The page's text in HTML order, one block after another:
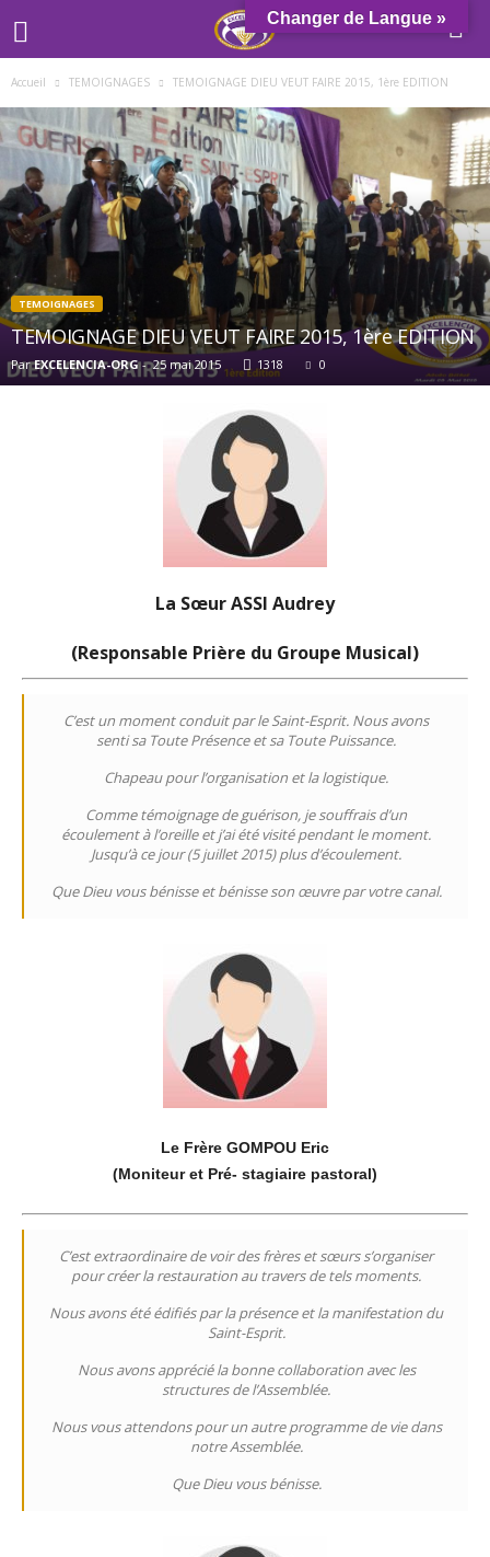
Accueil TEMOIGNAGES TEMOIGNAGE DIEU VEUT FAIRE 2015, 1ère EDITION
TEMOIGNAGES
TEMOIGNAGE DIEU VEUT FAIRE 2015, 1ère EDITION
Par EXCELENCIA-ORG- 25 mai 2015 1318 0
La Sœur ASSI Audrey
(Responsable Prière du Groupe Musical)
C’est un moment conduit par le Saint-Esprit. Nous avons
senti sa Toute Présence et sa Toute Puissance.
Chapeau pour l’organisation et la logistique.
Comme témoignage de guérison, je souffrais d’un
écoulement à l’oreille et j’ai été visité pendant le moment.
Jusqu’à ce jour (5 juillet 2015) plus d’écoulement.
Que Dieu vous bénisse et bénisse son œuvre par votre canal.
Le Frère GOMPOU Eric
(Moniteur et Pré- stagiaire pastoral)
C’est extraordinaire de voir des frères et sœurs s’organiser
pour créer la restauration au travers de tels moments.
Nous avons été édifiés par la présence et la manifestation du
Saint-Esprit.
Nous avons apprécié la bonne collaboration avec les
structures de l’Assemblée.
Nous vous attendons pour un autre programme de vie dans
notre Assemblée.
Que Dieu vous bénisse.
Changer de Langue »